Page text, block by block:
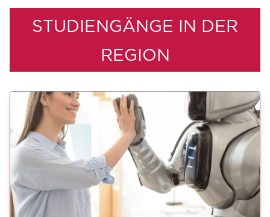
STUDIENGÄNGE IN DER
REGION